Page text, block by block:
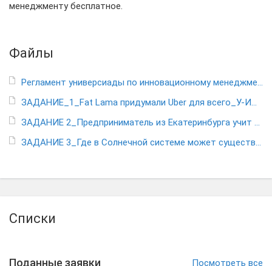
менеджменту бесплатное.
Файлы
Регламент универсиады по инновационному менеджменту 2019
ЗАДАНИЕ_1_Fat Lama придумали Uber для всего_У-ИМ2019
ЗАДАНИЕ 2_Предприниматель из Екатеринбурга учит автомобили видеть в темноте_У-ИМ2019
ЗАДАНИЕ 3_Где в Солнечной системе может существовать жизнь_У_ИМ2019
Списки
Поданные заявки Посмотреть все